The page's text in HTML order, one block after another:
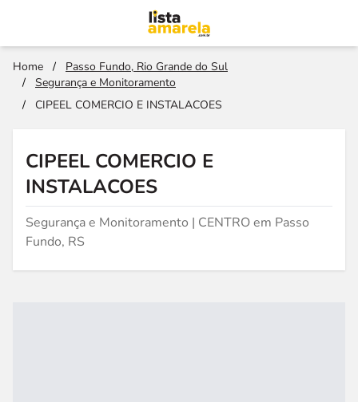
Home /
Passo Fundo, Rio Grande do Sul
/
Segurança e Monitoramento
/
CIPEEL COMERCIO E INSTALACOES
CIPEEL COMERCIO E
INSTALACOES
Segurança e Monitoramento | CENTRO em Passo
Fundo, RS